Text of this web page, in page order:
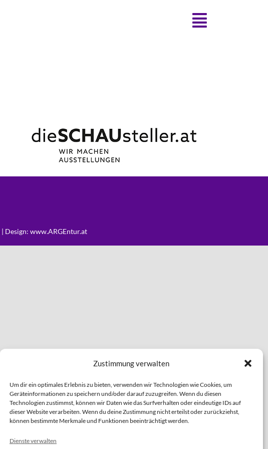
Zustimmung verwalten
Um dir ein optimales Erlebnis zu bieten, verwenden wir Technologien wie Cookies, um
Geräteinformationen zu speichern und/oder darauf zuzugreifen. Wenn du diesen
Technologien zustimmst, können wir Daten wie das Surfverhalten oder eindeutige IDs auf
dieser Website verarbeiten. Wenn du deine Zustimmung nicht erteilst oder zurückziehst,
können bestimmte Merkmale und Funktionen beeinträchtigt werden.
Dienste verwalten
| Design: www.ARGEntur.at